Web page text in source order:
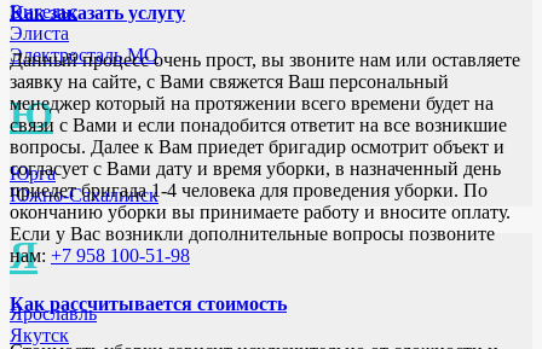
Энгельс
Элиста
Электросталь МО
Ю
Юрга
Южно-Сахалинск
Я
Ярославль
Якутск
Как заказать услугу
Данный процесс очень прост, вы звоните нам или оставляете
заявку на сайте, с Вами свяжется Ваш персональный
менеджер который на протяжении всего времени будет на
связи с Вами и если понадобится ответит на все возникшие
вопросы. Далее к Вам приедет бригадир осмотрит объект и
согласует с Вами дату и время уборки, в назначенный день
приедет бригада 1-4 человека для проведения уборки. По
окончанию уборки вы принимаете работу и вносите оплату.
Если у Вас возникли дополнительные вопросы позвоните
нам: +7 958 100-51-98
Как рассчитывается стоимость